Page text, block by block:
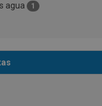
agua 1